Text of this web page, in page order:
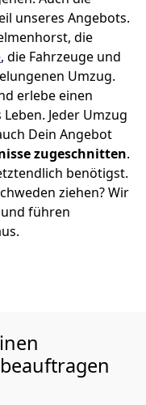
unseres Angebots.
, die
, die Fahrzeuge und
Umzug.
erlebe einen
Jeder Umzug
Dein Angebot
zugeschnitten.
benötigst.
ziehen? Wir
führen